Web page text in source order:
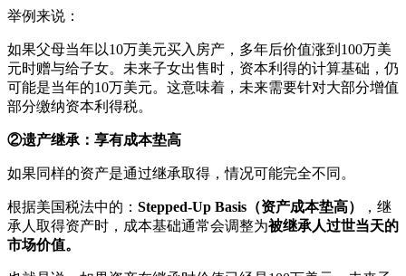
举例来说：
如果父母当年以10万美元买入房产，多年后价值涨到100万美
元时赠与给子女。未来子女出售时，资本利得的计算基础，仍
可能是当年的10万美元。这意味着，未来需要针对大部分增值
部分缴纳资本利得税。
②遗产继承：享有成本垫高
如果同样的资产是通过继承取得，情况可能完全不同。
根据美国税法中的： Stepped-Up Basis（资产成本垫高）
，继
承人取得资产时，成本基础通常会调整为被继承人过世当天的
市场价值。